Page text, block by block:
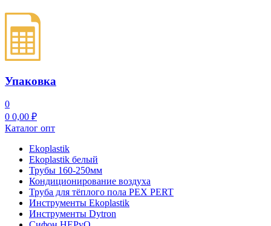
Упаковка
0
0 0,00 ₽
Каталог опт
Ekoplastik
Ekoplastik белый
Трубы 160-250мм
Кондиционирование воздуха
Труба для тёплого пола PEX PERT
Инструменты Ekoplastik
Инструменты Dytron